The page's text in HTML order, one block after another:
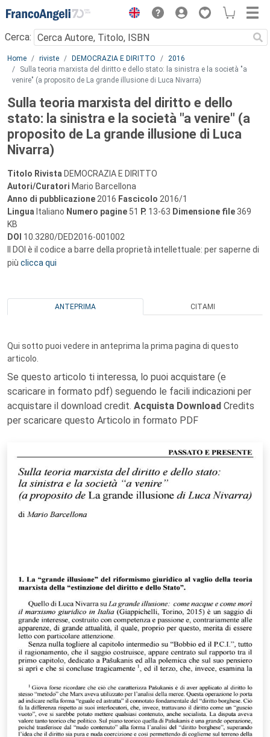
Menu
Cerca:
Main content
Home riviste DEMOCRAZIA E DIRITTO
2016
Sulla teoria marxista del diritto e dello stato: la sinistra e la società "a
venire" (a proposito de La grande illusione di Luca Nivarra)
Sulla teoria marxista del diritto e dello
stato: la sinistra e la società "a venire" (a
proposito de La grande illusione di Luca
Nivarra)
Titolo Rivista DEMOCRAZIA E DIRITTO
Autori/Curatori Mario Barcellona
Anno di pubblicazione 2016 Fascicolo 2016/1
Lingua Italiano Numero pagine 51 P. 13-63 Dimensione file 369
KB
DOI 10.3280/DED2016-001002
Il DOI è il codice a barre della proprietà intellettuale: per saperne di
più clicca qui
ANTEPRIMA CITAMI
Qui sotto puoi vedere in anteprima la prima pagina di questo
articolo.
Se questo articolo ti interessa, lo puoi acquistare (e
scaricare in formato pdf) seguendo le facili indicazioni per
acquistare il download credit. Acquista Download Credits
per scaricare questo Articolo in formato PDF